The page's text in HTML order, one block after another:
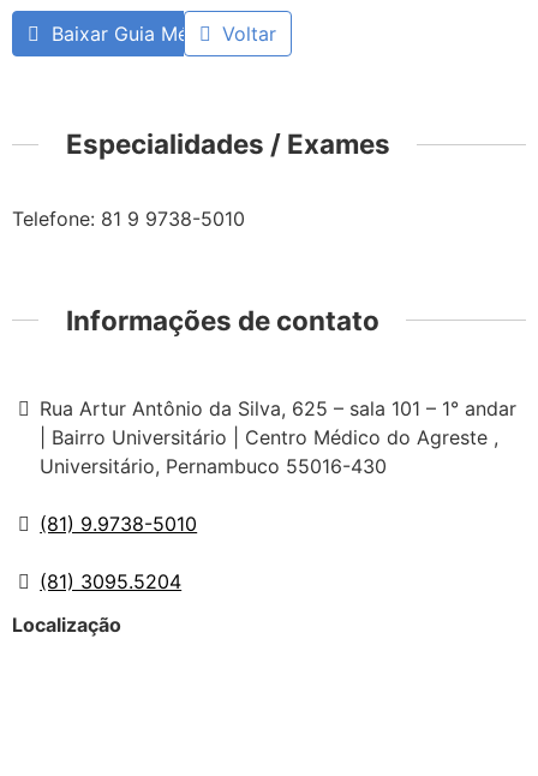
Baixar Guia MédicoVoltar
Especialidades / Exames
Telefone: 81 9 9738-5010
Informações de contato
Rua Artur Antônio da Silva, 625 – sala 101 – 1° andar
| Bairro Universitário | Centro Médico do Agreste ,
Universitário, Pernambuco 55016-430
(81) 9.9738-5010
(81) 3095.5204
Localização